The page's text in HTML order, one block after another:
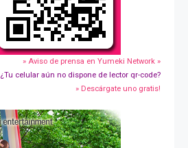
» Aviso de prensa en Yumeki Network »
¿Tu celular aún no dispone de lector qr-code?
» Descárgate uno gratis!